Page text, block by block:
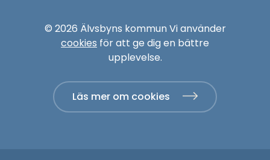
© 2026 Älvsbyns kommun Vi använder
cookies för att ge dig en bättre
upplevelse.
Läs mer om cookies